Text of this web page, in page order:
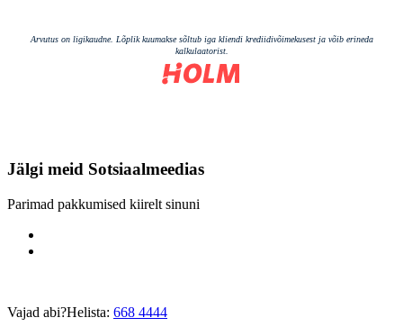
Jälgi meid Sotsiaalmeedias
Parimad pakkumised kiirelt sinuni
Vajad abi?Helista: 668 4444